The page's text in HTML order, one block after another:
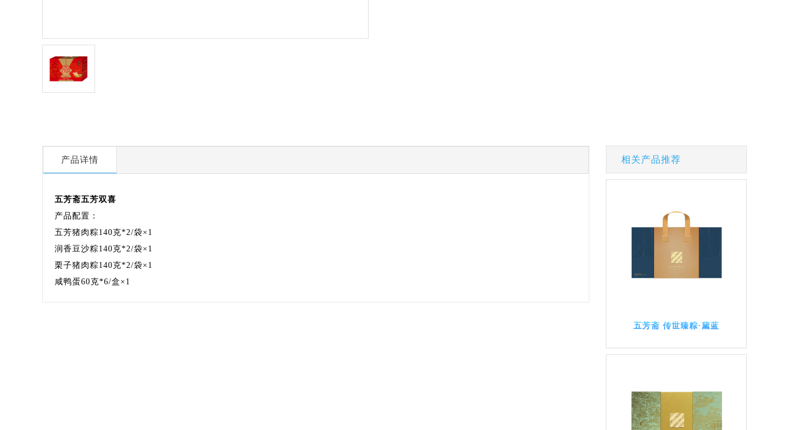
产品详情
五芳斋五芳双喜
产品配置：
五芳猪肉粽140克*2/袋×1
润香豆沙粽140克*2/袋×1
栗子猪肉粽140克*2/袋×1
咸鸭蛋60克*6/盒×1
相关产品推荐
五芳斋 传世臻粽·黛蓝